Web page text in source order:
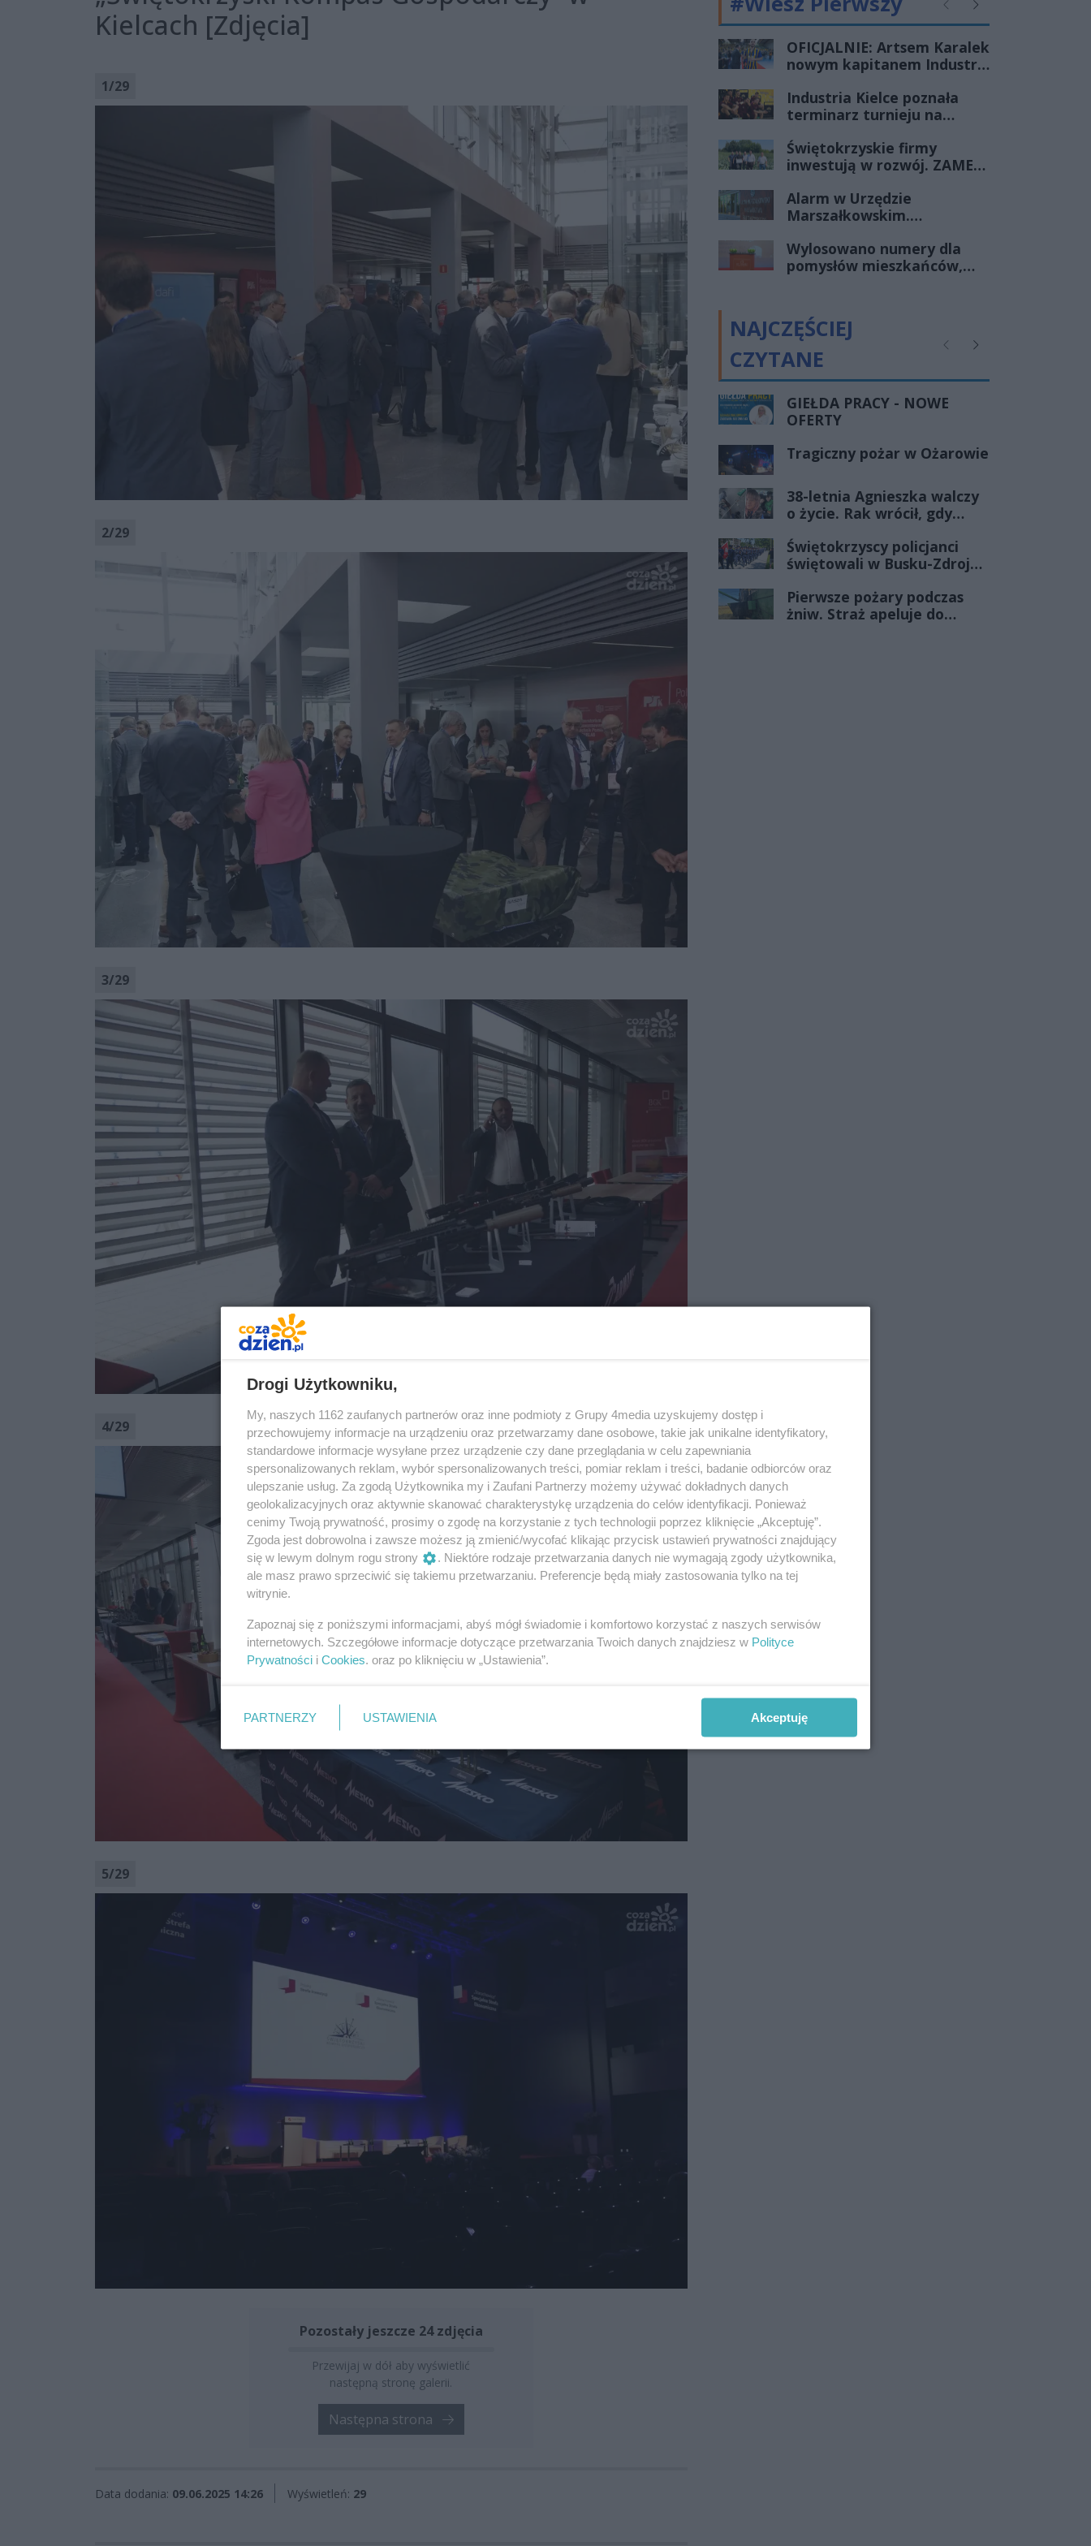
Kielcach [Zdjęcia]
1/29
2/29
3/29
4/29
5/29
Pozostały jeszcze 24 zdjęcia
Przewijaj w dół aby wyświetlić
następną stronę galerii.
Następna strona
Data dodania: 09.06.2025 14:26 Wyświetleń: 29
PoprzednieNastępne
OFICJALNIE: Artsem Karalek
nowym kapitanem Industrii
Industria Kielce poznała
terminarz turnieju na
można obejrzeć w telewizji
Świętokrzyskie firmy
inwestują w rozwój. ZAMEL
wsparciu SSE
„Starachowice”
Alarm w Urzędzie
Marszałkowskim.
podłożeniem ładunku
wybuchowego
Wylosowano numery dla
pomysłów mieszkańców,
NAJCZĘŚCIEJ
CZYTANE
PoprzednieNastępne
GIEŁDA PRACY - NOWE
OFERTY
Tragiczny pożar w Ożarowie
38-letnia Agnieszka walczy
o życie. Rak wrócił, gdy
już minęło
Świętokrzyscy policjanci
świętowali w Busku-Zdroju.
funkcjonariuszy złożyło
ślubowanie
Pierwsze pożary podczas
żniw. Straż apeluje do
Drogi Użytkowniku,
My, naszych 1162 zaufanych partnerów oraz inne podmioty z Grupy 4media uzyskujemy dostęp i
przechowujemy informacje na urządzeniu oraz przetwarzamy dane osobowe, takie jak unikalne identyfikatory,
standardowe informacje wysyłane przez urządzenie czy dane przeglądania w celu zapewniania
spersonalizowanych reklam, wybór spersonalizowanych treści, pomiar reklam i treści, badanie odbiorców oraz
ulepszanie usług. Za zgodą Użytkownika my i Zaufani Partnerzy możemy używać dokładnych danych
geolokalizacyjnych oraz aktywnie skanować charakterystykę urządzenia do celów identyfikacji. Ponieważ
cenimy Twoją prywatność, prosimy o zgodę na korzystanie z tych technologii poprzez kliknięcie „Akceptuję”.
Zgoda jest dobrowolna i zawsze możesz ją zmienić/wycofać klikając przycisk ustawień prywatności znajdujący
się w lewym dolnym rogu strony
. Niektóre rodzaje przetwarzania danych nie wymagają zgody użytkownika,
ale masz prawo sprzeciwić się takiemu przetwarzaniu. Preferencje będą miały zastosowania tylko na tej
witrynie.
Zapoznaj się z poniższymi informacjami, abyś mógł świadomie i komfortowo korzystać z naszych serwisów
internetowych. Szczegółowe informacje dotyczące przetwarzania Twoich danych znajdziesz w Polityce
Prywatności i Cookies. oraz po kliknięciu w „Ustawienia”.
PARTNERZY USTAWIENIA Akceptuję